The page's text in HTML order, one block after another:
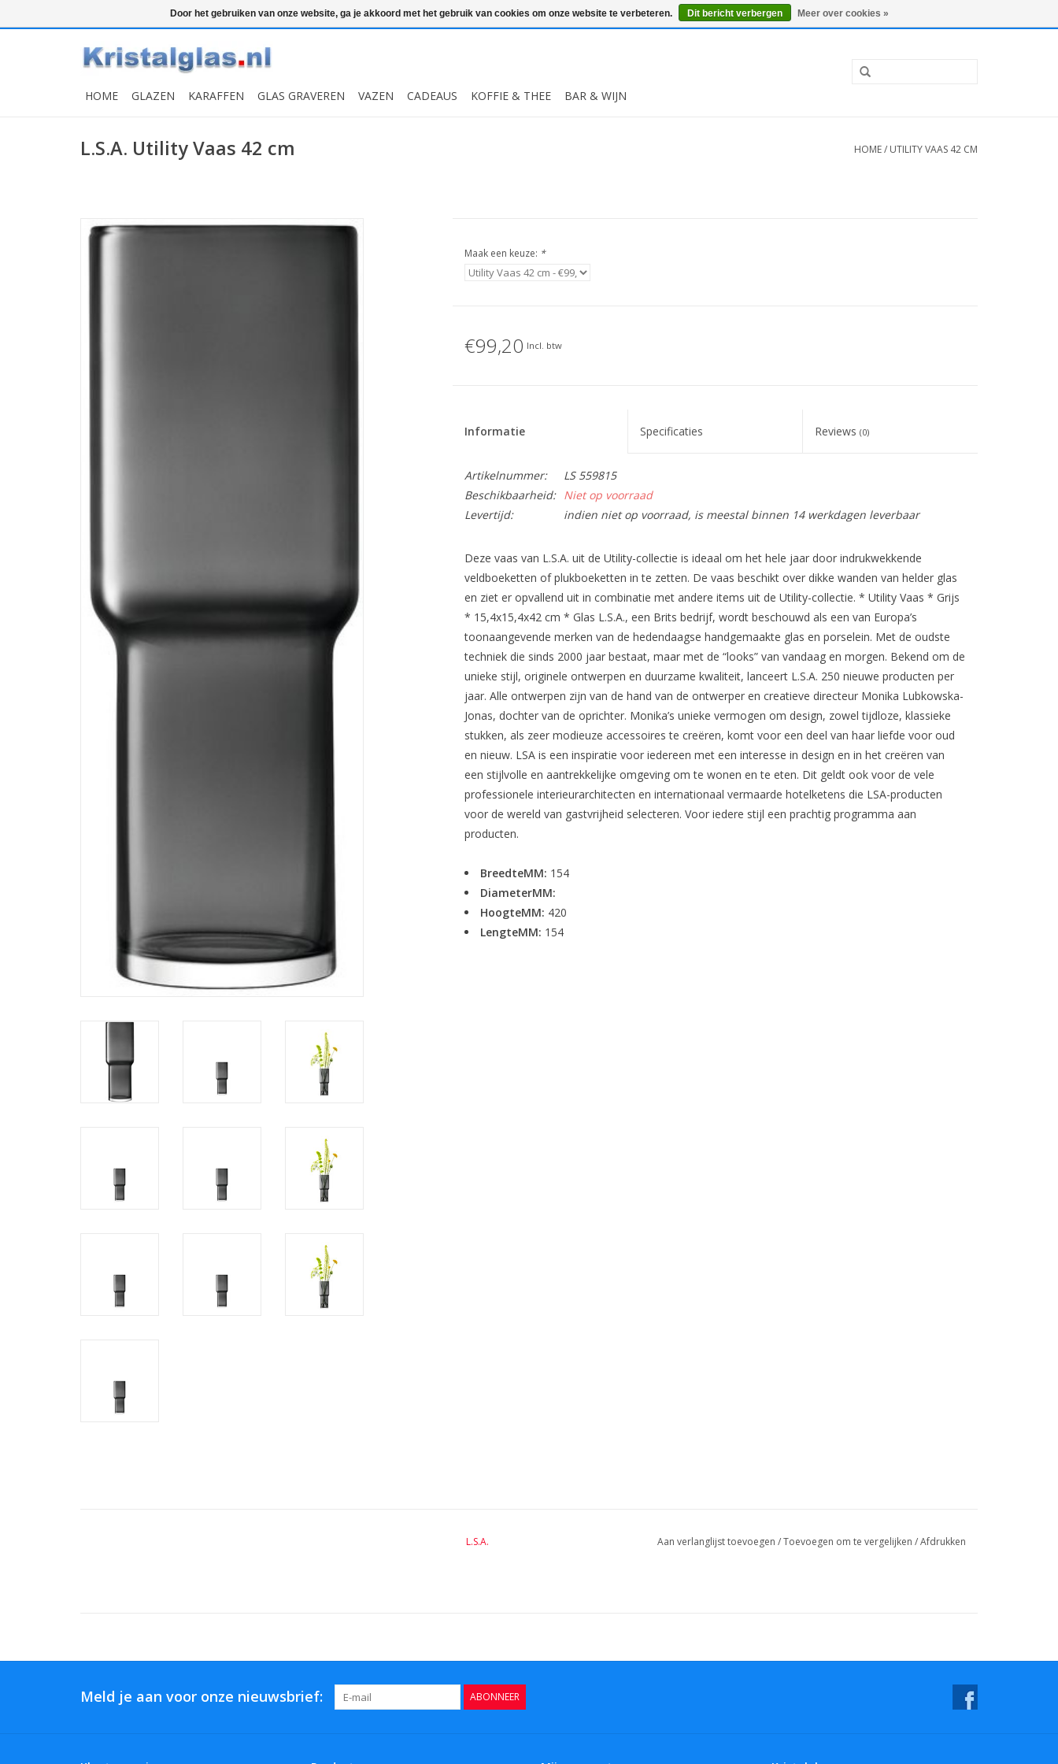
Snelle levering Graveren 0 Artikelen - €0,00 Mijn account / Registreren
HOME GLAZEN KARAFFEN GLAS GRAVEREN VAZEN CADEAUS KOFFIE & THEE BAR & WIJN
L.S.A. Utility Vaas 42 cm HOME/ UTILITY VAAS 42 CM
Maak een keuze: *
€99,20 Incl. btw
Informatie Specificaties Reviews(0)
Artikelnummer:
LS 559815
Beschikbaarheid:
Niet op voorraad
Levertijd:
indien niet op voorraad, is meestal binnen 14 werkdagen leverbaar
Deze vaas van L.S.A. uit de Utility-collectie is ideaal om het hele jaar door indrukwekkende
veldboeketten of plukboeketten in te zetten. De vaas beschikt over dikke wanden van helder glas
en ziet er opvallend uit in combinatie met andere items uit de Utility-collectie. * Utility Vaas * Grijs
* 15,4x15,4x42 cm * Glas L.S.A., een Brits bedrijf, wordt beschouwd als een van Europa’s
toonaangevende merken van de hedendaagse handgemaakte glas en porselein. Met de oudste
techniek die sinds 2000 jaar bestaat, maar met de “looks” van vandaag en morgen. Bekend om de
unieke stijl, originele ontwerpen en duurzame kwaliteit, lanceert L.S.A. 250 nieuwe producten per
jaar. Alle ontwerpen zijn van de hand van de ontwerper en creatieve directeur Monika Lubkowska-
Jonas, dochter van de oprichter. Monika’s unieke vermogen om design, zowel tijdloze, klassieke
stukken, als zeer modieuze accessoires te creëren, komt voor een deel van haar liefde voor oud
en nieuw. LSA is een inspiratie voor iedereen met een interesse in design en in het creëren van
een stijlvolle en aantrekkelijke omgeving om te wonen en te eten. Dit geldt ook voor de vele
professionele interieurarchitecten en internationaal vermaarde hotelketens die LSA-producten
voor de wereld van gastvrijheid selecteren. Voor iedere stijl een prachtig programma aan
producten.
BreedteMM: 154
DiameterMM:
HoogteMM: 420
LengteMM: 154
L.S.A. Aan verlanglijst toevoegen /Toevoegen om te vergelijken /Afdrukken
Meld je aan voor onze nieuwsbrief: ABONNEER
Door het gebruiken van onze website, ga je akkoord met het gebruik van cookies om onze website te verbeteren. Dit bericht verbergen Meer over cookies »